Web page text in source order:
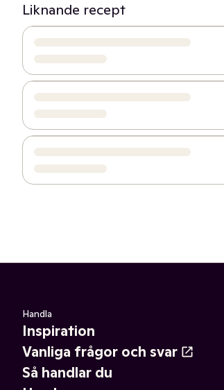
Liknande recept
Handla
Inspiration
Vanliga frågor och svar
Så handlar du